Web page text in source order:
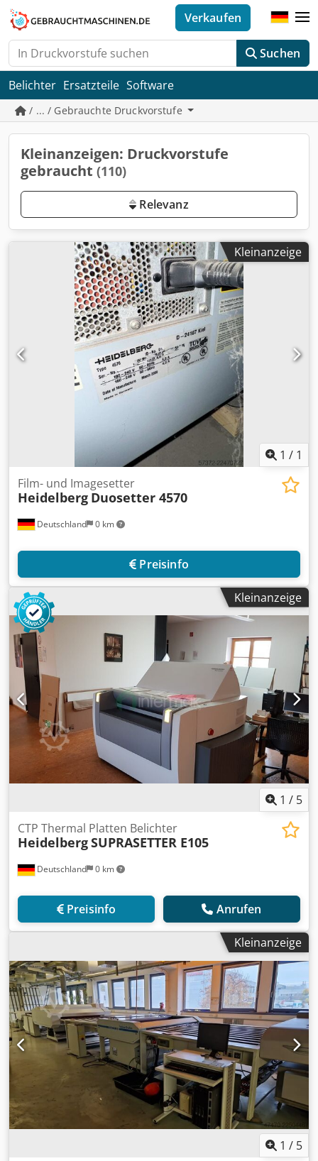
Suchen
Verkaufen
Belichter Ersatzteile Software
/ ... / Gebrauchte Druckvorstufe
Kleinanzeigen: Druckvorstufe
gebraucht (110)
Relevanz
Kleinanzeige
1 / 1
Deutschland 0 km
Film- und Imagesetter
Heidelberg Duosetter 4570
Preisinfo
Kleinanzeige
1 / 5
Deutschland 0 km
CTP Thermal Platten Belichter
HeidelbergSUPRASETTER E105
Preisinfo Anrufen
Kleinanzeige
1 / 5